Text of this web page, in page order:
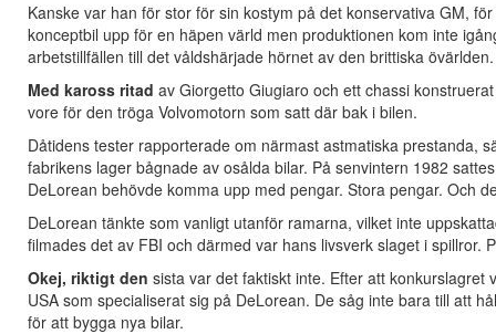
Kanske var han för stor för sin kostym på det konservativa GM,
konceptbil upp för en häpen värld men produktionen kom inte
arbetstillfällen till det våldshärjade hörnet av den brittiska övärlden.
Med kaross ritad av Giorgetto Giugiaro och ett chassi
vore för den tröga Volvomotorn som satt där bak i bilen.
Dåtidens tester rapporterade om närmast astmatiska prestanda,
fabrikens lager bågnade av osålda bilar. På senvintern 1982
DeLorean behövde komma upp med pengar. Stora pengar. Och
DeLorean tänkte som vanligt utanför ramarna, vilket inte
filmades det av FBI och därmed var hans livsverk slaget i spillror.
Okej, riktigt den sista var det faktiskt inte. Efter att
USA som specialiserat sig på DeLorean. De såg inte bara till att
för att bygga nya bilar.